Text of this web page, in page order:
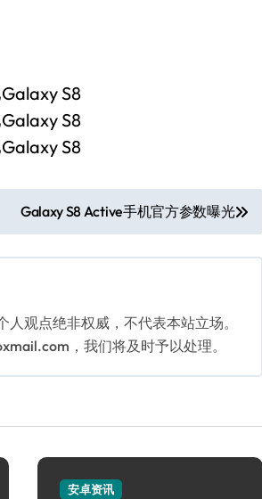
Galaxy S8 Active手机官方参数曝光
人观点绝非权威，不代表本站立场。
，我们将及时予以处理。
安卓资讯